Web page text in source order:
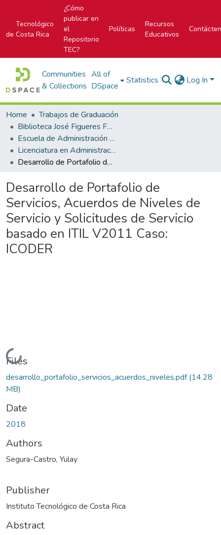
Tecnológico
de Costa Rica
¿Cómo
publicar en
el
Repositorio
TEC?
Políticas
Recursos
Educativos
Communities
& Collections
All of
DSpace
Statistics Log In
Home
Trabajos de Graduación
Biblioteca José Figueres Ferrer
Escuela de Administración de Tecnologías de Información (antes era Área Académica de Administración de Tecnologías de Información)
Licenciatura en Administración de Tecnología de Información
Desarrollo de Portafolio de Servicios, Acuerdos de Niveles de Servicio y Solicitudes de Servicio basado en ITIL V2011 Caso: ICODER
Desarrollo de Portafolio de
Servicios, Acuerdos de Niveles de
Servicio y Solicitudes de Servicio
basado en ITIL V2011 Caso:
ICODER
Loading...
Files
desarrollo_portafolio_servicios_acuerdos_niveles.pdf(14.28
MB)
Date
2018
Authors
Segura-Castro, Yulay
Publisher
Instituto Tecnológico de Costa Rica
Abstract